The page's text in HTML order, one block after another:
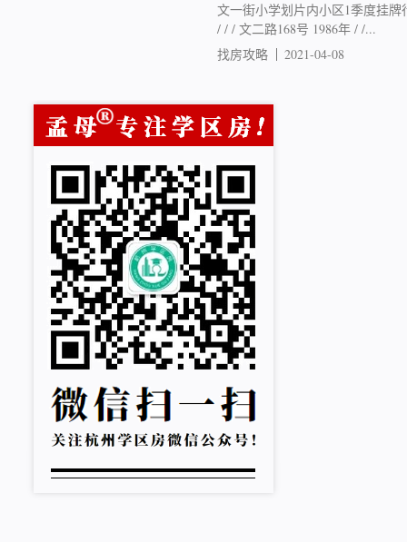
文一街小学划片内小区1季度挂
/ / / 文二路168号 1986年 / /...
找房攻略
2021-04-08